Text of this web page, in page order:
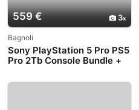
559 € 3
Bagnoli
Sony PlayStation 5 Pro PS5
Pro 2Tb Console Bundle +